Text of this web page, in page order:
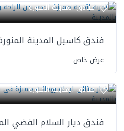
فنادق المدينة المنورة
فندق كاسيل المدينة
عرض خاص
فنادق المدينة المنورة
فندق ديار السلام الفضي